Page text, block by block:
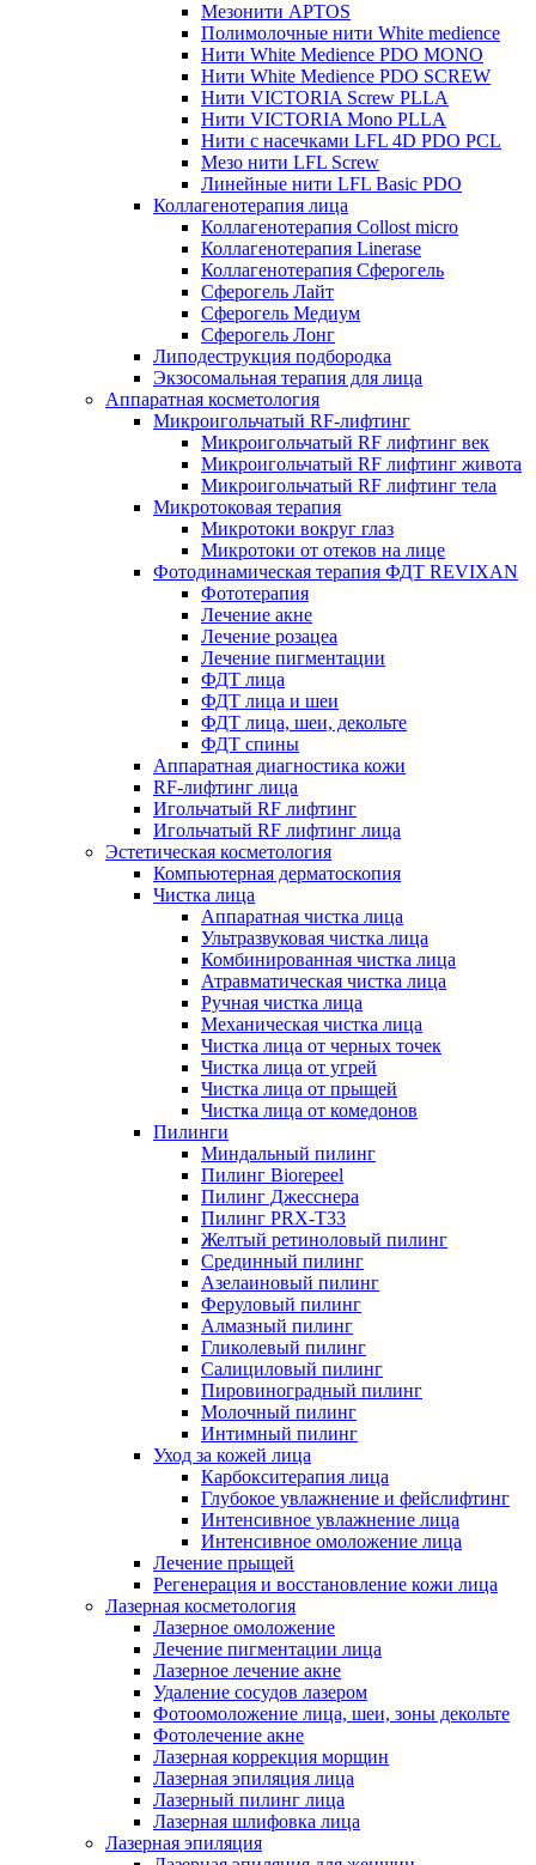
Мезонити APTOS
Полимолочные нити White medience
Нити White Medience PDO MONO
Нити White Medience PDO SCREW
Нити VICTORIA Screw PLLA
Нити VICTORIA Mono PLLA
Нити с насечками LFL 4D PDO PCL
Мезо нити LFL Screw
Линейные нити LFL Basic PDO
Коллагенотерапия лица
Коллагенотерапия Collost micro
Коллагенотерапия Linerase
Коллагенотерапия Сферогель
Сферогель Лайт
Сферогель Медиум
Сферогель Лонг
Липодеструкция подбородка
Экзосомальная терапия для лица
Аппаратная косметология
Микроигольчатый RF-лифтинг
Микроигольчатый RF лифтинг век
Микроигольчатый RF лифтинг живота
Микроигольчатый RF лифтинг тела
Микротоковая терапия
Микротоки вокруг глаз
Микротоки от отеков на лице
Фотодинамическая терапия ФДТ REVIXAN
Фототерапия
Лечение акне
Лечение розацеа
Лечение пигментации
ФДТ лица
ФДТ лица и шеи
ФДТ лица, шеи, декольте
ФДТ спины
Аппаратная диагностика кожи
RF-лифтинг лица
Игольчатый RF лифтинг
Игольчатый RF лифтинг лица
Эстетическая косметология
Компьютерная дерматоскопия
Чистка лица
Аппаратная чистка лица
Ультразвуковая чистка лица
Комбинированная чистка лица
Атравматическая чистка лица
Ручная чистка лица
Механическая чистка лица
Чистка лица от черных точек
Чистка лица от угрей
Чистка лица от прыщей
Чистка лица от комедонов
Пилинги
Миндальный пилинг
Пилинг Biorepeel
Пилинг Джесснера
Пилинг PRX-T33
Желтый ретиноловый пилинг
Срединный пилинг
Азелаиновый пилинг
Феруловый пилинг
Алмазный пилинг
Гликолевый пилинг
Салициловый пилинг
Пировиноградный пилинг
Молочный пилинг
Интимный пилинг
Уход за кожей лица
Карбокситерапия лица
Глубокое увлажнение и фейслифтинг
Интенсивное увлажнение лица
Интенсивное омоложение лица
Лечение прыщей
Регенерация и восстановление кожи лица
Лазерная косметология
Лазерное омоложение
Лечение пигментации лица
Лазерное лечение акне
Удаление сосудов лазером
Фотоомоложение лица, шеи, зоны декольте
Фотолечение акне
Лазерная коррекция морщин
Лазерная эпиляция лица
Лазерный пилинг лица
Лазерная шлифовка лица
Лазерная эпиляция